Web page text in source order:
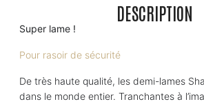
DESCRIPTION
Super lame !
Pour rasoir de sécurité
De très haute qualité, les demi-lames
dans le monde entier. Tranchantes à